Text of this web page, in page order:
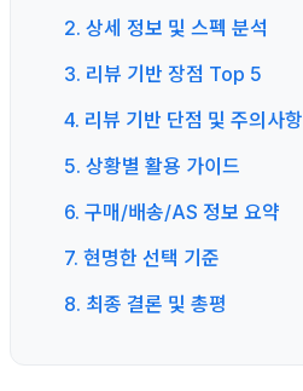
2. 상세 정보 및 스펙 분석
3. 리뷰 기반 장점 Top 5
4. 리뷰 기반 단점 및 주의사항
5. 상황별 활용 가이드
6. 구매/배송/AS 정보 요약
7. 현명한 선택 기준
8. 최종 결론 및 총평